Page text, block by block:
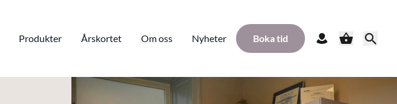
Produkter Årskortet Om oss Nyheter Boka tid